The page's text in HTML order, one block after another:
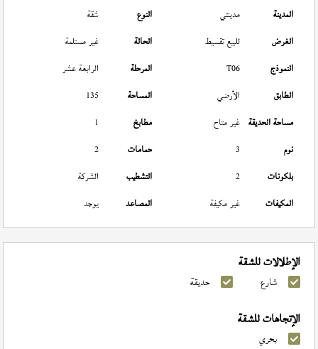
المدينة مدينتي النوع
شقة
الغرض
للبيع تقسيط الحالة
غير مستلمة
النموذج
T06 المرحلة
الرابعة عشر
الطابق
الأرضي المساحة
135
مساحة الحديقة غير متاح مطابخ
1
نوم
3 حمامات
2
بلكونات
2 التشطيب
الشركة
المكيفات
غير مكيفة المصاعد يوجد
الإطلالات للشقة
شارع حديقة
الإتجاهات للشقة
بحري